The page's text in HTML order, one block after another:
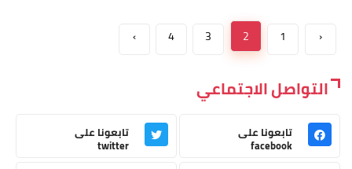
‹
1
2
3
4
›
التواصل الاجتماعي
تابعونا على
facebook
تابعونا على
twitter